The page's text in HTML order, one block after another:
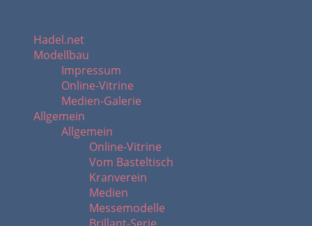
Hadel.net
Modellbau
Impressum
Online-Vitrine
Medien-Galerie
Allgemein
Allgemein
Online-Vitrine
Vom Basteltisch
Kranverein
Medien
Messemodelle